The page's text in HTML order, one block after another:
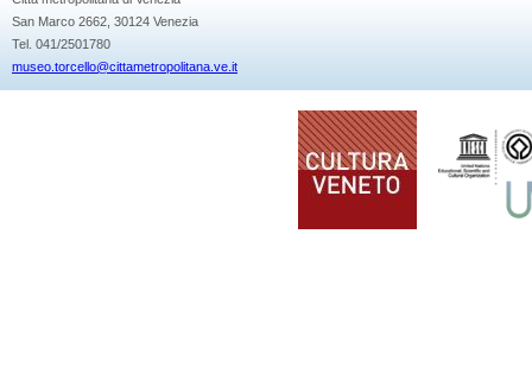
San Marco 2662, 30124 Venezia
Tel. 041/2501780
museo.torcello@cittametropolitana.ve.it